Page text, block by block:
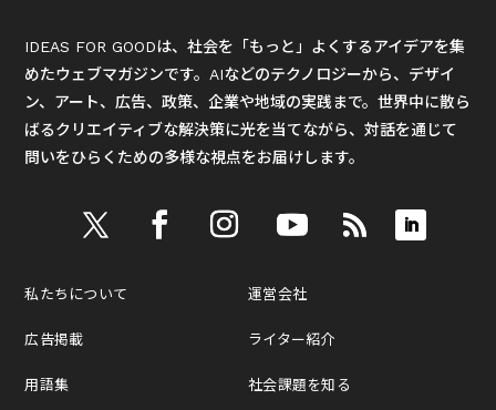
IDEAS FOR GOODは、社会を「もっと」よくするアイデアを集
めたウェブマガジンです。AIなどのテクノロジーから、デザイ
ン、アート、広告、政策、企業や地域の実践まで。世界中に散ら
ばるクリエイティブな解決策に光を当てながら、対話を通じて
問いをひらくための多様な視点をお届けします。
私たちについて
広告掲載
用語集
運営会社
ライター紹介
社会課題を知る